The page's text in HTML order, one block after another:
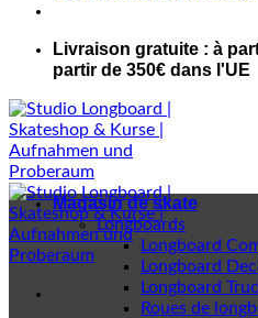
Livraison gratuite : à
partir de 350€ dans l'UE
Magasin de skate
Longboards
Longboard
Longboard
Longboard
Roues de